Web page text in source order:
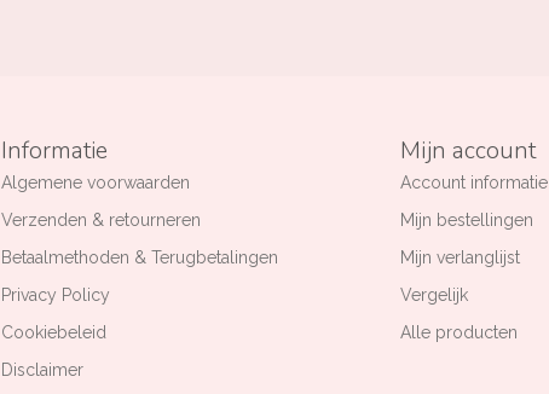
Informatie
Algemene voorwaarden
Verzenden & retourneren
Betaalmethoden & Terugbetalingen
Privacy Policy
Cookiebeleid
Disclaimer
Mijn account
Account informatie
Mijn bestellingen
Mijn verlanglijst
Vergelijk
Alle producten